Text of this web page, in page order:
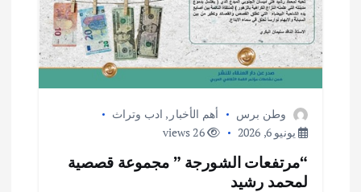
وطن برس أهم الأخبار , ادب وتراث
يونيو 6, 2026
26 views
“مرتفعات الشورجة ” مجموعة قصصية
لمحمد رشيد